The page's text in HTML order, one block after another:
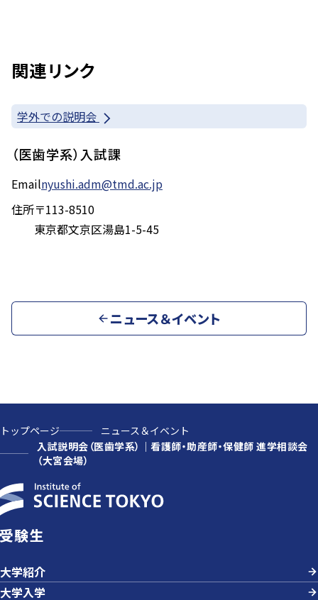
関連リンク
学外での説明会
（医歯学系）入試課
Emailnyushi.adm@tmd.ac.jp
住所〒113-8510
東京都文京区湯島1-5-45
ニュース＆イベント
トップページ
ニュース＆イベント
入試説明会（医歯学系）｜看護師・助産師・保健師 進学相談会
（大宮会場）
受験生
大学紹介
大学入学